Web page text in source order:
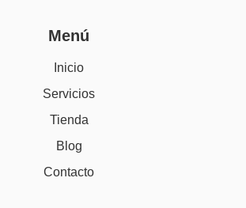
Menú
Inicio
Servicios
Tienda
Blog
Contacto